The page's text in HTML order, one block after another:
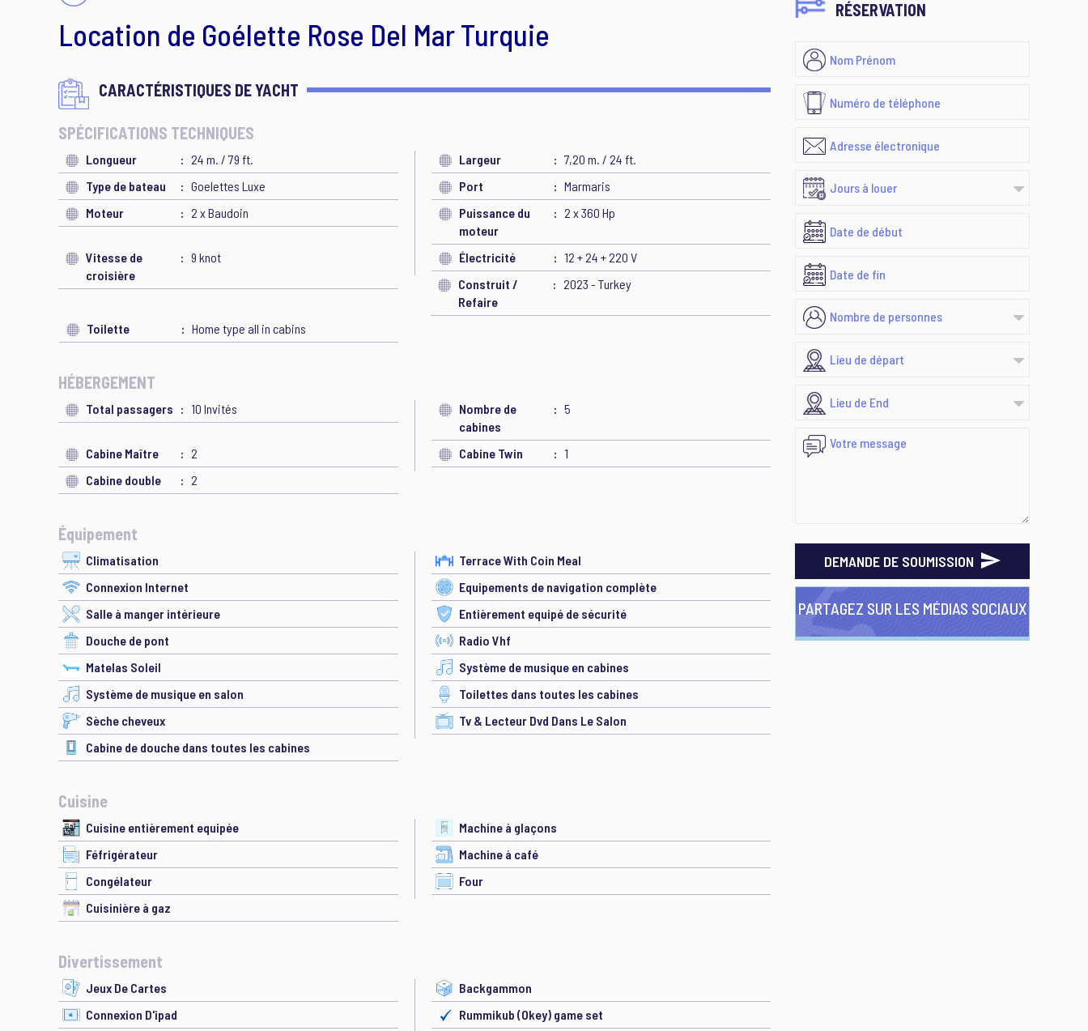
Location de Goélette Rose Del Mar Turquie
CARACTÉRISTIQUES DE YACHT
SPÉCIFICATIONS TECHNIQUES
Longueur 24 m. / 79 ft. Largeur
7,20 m. / 24 ft.
Type de bateau
Goelettes Luxe Port
Marmaris
Moteur
2 x Baudoin
Puissance du
moteur
2 x 360 Hp
Vitesse de
croisière
9 knot Électricité
12 + 24 + 220 V
Construit /
Refaire
2023 - Turkey
Toilette Home type all in cabins
HÉBERGEMENT
Total passagers 10 Invités
Nombre de
cabines
5
Cabine Maître 2 Cabine Twin
1
Cabine double
2
Équipement
Climatisation
Terrace With Coin Meal
Connexion Internet
Equipements de navigation complète
Salle à manger intérieure
Entièrement equipé de sécurité
Douche de pont
Radio Vhf
Matelas Soleil
Système de musique en cabines
Système de musique en salon
Toilettes dans toutes les cabines
Sèche cheveux
Tv & Lecteur Dvd Dans Le Salon
Cabine de douche dans toutes les cabines
Cuisine
Cuisine entièrement equipée
Machine à glaçons
Féfrigérateur
Machine à café
Congélateur
Four
Cuisinière à gaz
Divertissement
Jeux De Cartes
Backgammon
Connexion D'ipad
Rummikub (Okey) game set
RÉSERVATION
DEMANDE DE SOUMISSION
PARTAGEZ SUR LES MÉDIAS SOCIAUX